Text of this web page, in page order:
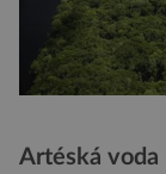
Artéská voda